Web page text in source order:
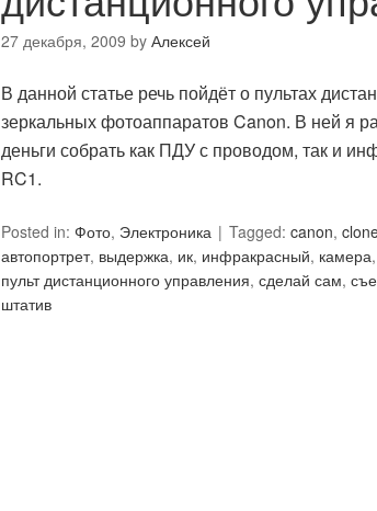
27 декабря, 2009 by Алексей
В данной статье речь пойдёт о пультах
зеркальных фотоаппаратов Canon. В ней я
деньги собрать как ПДУ с проводом, так и
RC1.
Posted in: Фото, Электроника Tagged: canon,
автопортрет, выдержка, ик, инфракрасный, камера,
пульт дистанционного управления, сделай сам,
штатив